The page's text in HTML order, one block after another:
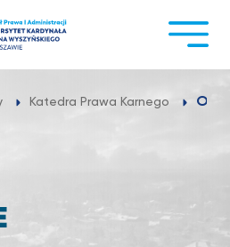
Katedra Prawa Karnego O